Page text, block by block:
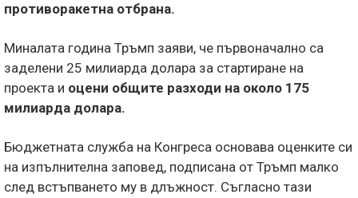
противоракетна отбрана.
Миналата година Тръмп заяви, че първоначално са
заделени 25 милиарда долара за стартиране на
проекта и оцени общите разходи на около 175
милиарда долара.
Бюджетната служба на Конгреса основава оценките си
на изпълнителна заповед, подписана от Тръмп малко
след встъпването му в длъжност. Съгласно тази